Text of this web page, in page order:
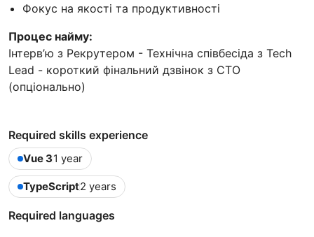
Фокус на якості та продуктивності
Процес найму:
Інтерв’ю з Рекрутером - Технічна співбесіда з Tech
Lead - короткий фінальний дзвінок з СТО
(опціонально)
Required skills experience
Vue 31 year
TypeScript2 years
Required languages